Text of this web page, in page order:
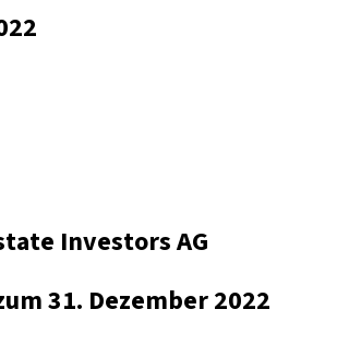
Investors AG
31. Dezember 2022